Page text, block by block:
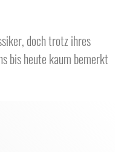
doch trotz ihres
bis heute kaum bemerkt